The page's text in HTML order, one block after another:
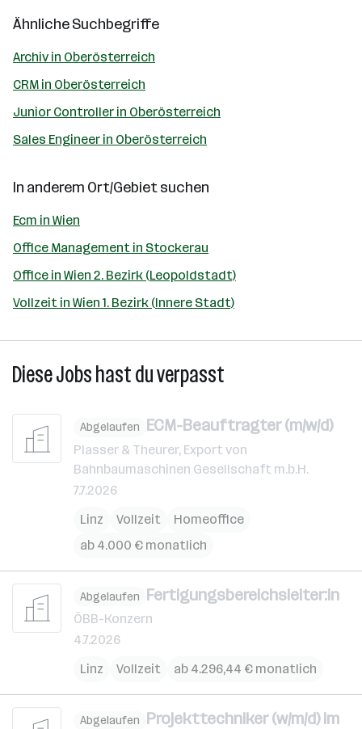
Ähnliche Suchbegriffe
Archiv in Oberösterreich
CRM in Oberösterreich
Junior Controller in Oberösterreich
Sales Engineer in Oberösterreich
In anderem Ort/Gebiet suchen
Ecm in Wien
Office Management in Stockerau
Office in Wien 2. Bezirk (Leopoldstadt)
Vollzeit in Wien 1. Bezirk (Innere Stadt)
Diese Jobs hast du verpasst
Abgelaufen ECM-Beauftragter (m/w/d)
Plasser & Theurer, Export von
Bahnbaumaschinen Gesellschaft m.b.H.
7.7.2026
Linz
Vollzeit
Homeoffice
ab 4.000 € monatlich
Abgelaufen Fertigungsbereichsleiter:in
ÖBB-Konzern
4.7.2026
Linz
Vollzeit ab 4.296,44 € monatlich
Abgelaufen Projekttechniker (w/m/d) im